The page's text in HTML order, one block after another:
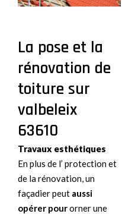
La pose et la
rénovation de
toiture sur
valbeleix
63610
Travaux esthétiques
En plus de l’ protection et
de la rénovation, un
façadier peut aussi
opérer pourorner une